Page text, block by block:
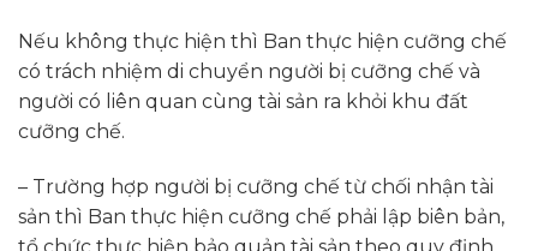
Nếu không thực hiện thì Ban thực hiện cưỡng chế
có trách nhiệm di chuyển người bị cưỡng chế và
người có liên quan cùng tài sản ra khỏi khu đất
cưỡng chế.
– Trường hợp người bị cưỡng chế từ chối nhận tài
sản thì Ban thực hiện cưỡng chế phải lập biên bản,